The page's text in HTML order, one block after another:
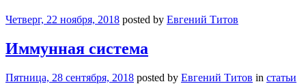
Четверг, 22 ноября, 2018 posted by Евгений Титов
Иммунная система
Пятница, 28 сентября, 2018 posted by Евгений Титов in статьи